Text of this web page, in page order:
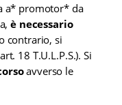
a* promotor* da
è necessario
contrario, si
18 T.U.L.P.S.). Si
avverso le